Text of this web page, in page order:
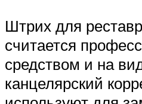
Штрих для
считается
средством и на
канцелярский